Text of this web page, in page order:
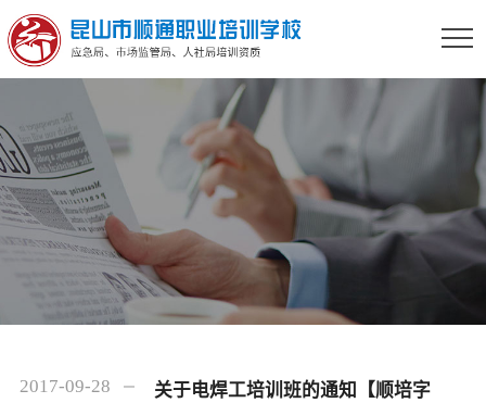
2017-09-28
关于电焊工培训班的通知【顺培字